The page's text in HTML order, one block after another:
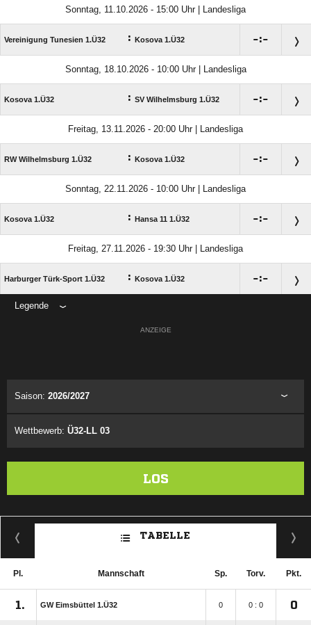
Sonntag, 11.10.2026 - 15:00 Uhr | Landesliga
Vereinigung Tunesien 1.Ü32 : Kosova 1.Ü32 :
Sonntag, 18.10.2026 - 10:00 Uhr | Landesliga
Kosova 1.Ü32 : SV Wilhelmsburg 1.Ü32 :
Freitag, 13.11.2026 - 20:00 Uhr | Landesliga
RW Wilhelmsburg 1.Ü32 : Kosova 1.Ü32 :
Sonntag, 22.11.2026 - 10:00 Uhr | Landesliga
Kosova 1.Ü32 : Hansa 11 1.Ü32 :
Freitag, 27.11.2026 - 19:30 Uhr | Landesliga
Harburger Türk-Sport 1.Ü32 : Kosova 1.Ü32 :
Legende
ANZEIGE
Saison: 2026/2027
Wettbewerb: Ü32-LL 03
LOS
TABELLE
Pl. Mannschaft Sp. Torv. Pkt.
1. GW Eimsbüttel 1.Ü32 0 0 : 0 0